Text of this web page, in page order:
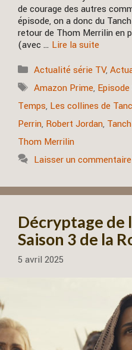
de courage des autres
épisode, on a donc du
retour de Thom Merrilin en
(avec … Lire la suite
Catégories
Actualité série TV,
Étiquettes
Amazon Prime,
Temps, Les collines de
Perrin, Robert Jordan,
Thom Merrilin
Laisser un commentaire
Décryptage de
Saison 3 de la
5 avril 2025